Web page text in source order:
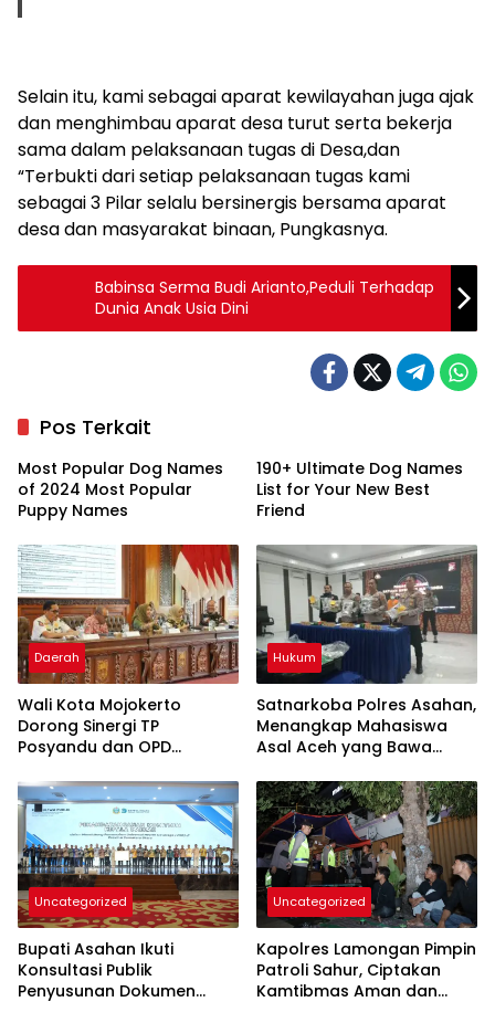
Selain itu, kami sebagai aparat kewilayahan juga ajak
dan menghimbau aparat desa turut serta bekerja
sama dalam pelaksanaan tugas di Desa,dan
“Terbukti dari setiap pelaksanaan tugas kami
sebagai 3 Pilar selalu bersinergis bersama aparat
desa dan masyarakat binaan, Pungkasnya.
Babinsa Serma Budi Arianto,Peduli Terhadap
Dunia Anak Usia Dini
Pos Terkait
Most Popular Dog Names
of 2024 Most Popular
Puppy Names
190+ Ultimate Dog Names
List for Your New Best
Friend
Daerah
Wali Kota Mojokerto
Dorong Sinergi TP
Posyandu dan OPD
Penguatan Kelembagaan
Posyandu 6 SPM
Hukum
Satnarkoba Polres Asahan,
Menangkap Mahasiswa
Asal Aceh yang Bawa
Uncategorized
Bupati Asahan Ikuti
Konsultasi Publik
Penyusunan Dokumen
Uncategorized
Kapolres Lamongan Pimpin
Patroli Sahur, Ciptakan
Kamtibmas Aman dan